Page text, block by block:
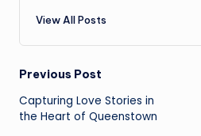
View All Posts
Post
navigation
Previous Post
Capturing Love Stories in
the Heart of Queenstown